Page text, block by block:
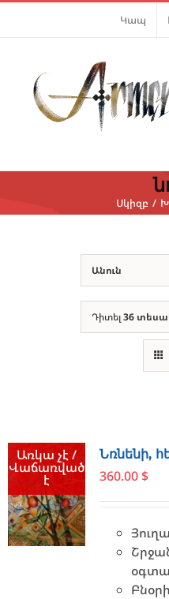
Կապ
Սկիզբ
Անուն
Դիտել36
Առկա չէ /
Վաճառված
է
Նռնենի,
360.00 $